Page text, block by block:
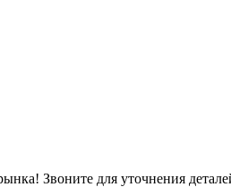
Звоните для уточнения